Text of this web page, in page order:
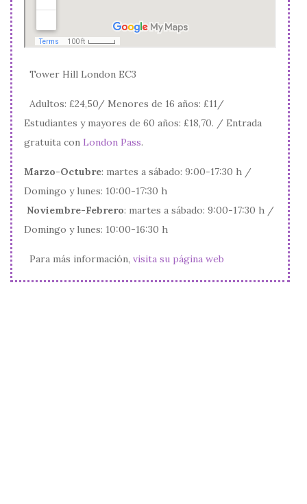
Tower Hill London EC3
Adultos: £24,50/ Menores de 16 años: £11/
Estudiantes y mayores de 60 años: £18,70. / Entrada
gratuita con London Pass.
Marzo-Octubre: martes a sábado: 9:00-17:30 h /
Domingo y lunes: 10:00-17:30 h
Noviembre-Febrero: martes a sábado: 9:00-17:30 h /
Domingo y lunes: 10:00-16:30 h
Para más información, visita su página web